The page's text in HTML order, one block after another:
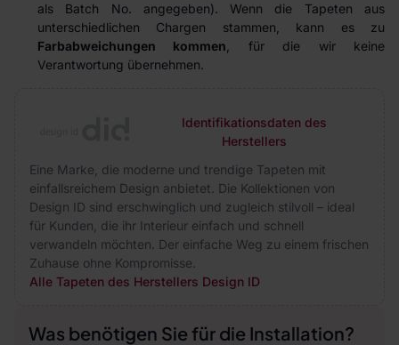
als Batch No. angegeben). Wenn die Tapeten aus
unterschiedlichen Chargen stammen, kann es zu
Farbabweichungen kommen , für die wir keine
Verantwortung übernehmen.
Identifikationsdaten des
Herstellers
Eine Marke, die moderne und trendige Tapeten mit
einfallsreichem Design anbietet. Die Kollektionen von
Design ID sind erschwinglich und zugleich stilvoll – ideal
für Kunden, die ihr Interieur einfach und schnell
verwandeln möchten. Der einfache Weg zu einem frischen
Zuhause ohne Kompromisse.
Alle Tapeten des Herstellers Design ID
Was benötigen Sie für die Installation?